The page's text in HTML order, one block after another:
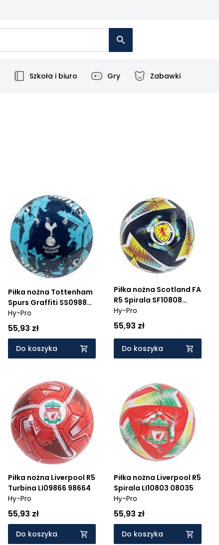
Szkoła i biuro Gry Zabawki
Piłka nożna Tottenham
Spurs Graffiti SS09882
98824
Hy-Pro
55,93 zł
Do koszyka
Piłka nożna Scotland FA
R5 Spirala SF10808
08080
Hy-Pro
55,93 zł
Do koszyka
Piłka nożna Liverpool R5
Turbina LI09866 98664
Hy-Pro
55,93 zł
Do koszyka
Piłka nożna Liverpool R5
Spirala LI10803 08035
Hy-Pro
55,93 zł
Do koszyka